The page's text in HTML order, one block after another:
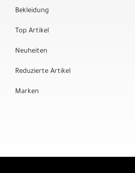
Bekleidung
Top Artikel
Neuheiten
Reduzierte Artikel
Marken